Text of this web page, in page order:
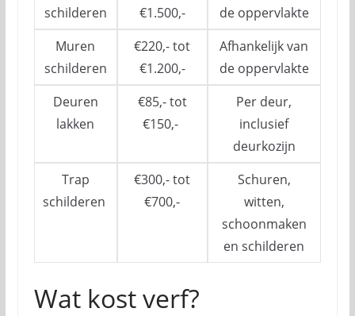
schilderen
€1.500,-
de oppervlakte
Muren
schilderen
€220,- tot
€1.200,-
Afhankelijk van
de oppervlakte
Deuren
lakken
€85,- tot
€150,-
Per deur,
inclusief
deurkozijn
Trap
schilderen
€300,- tot
€700,-
Schuren,
witten,
schoonmaken
en schilderen
Wat kost verf?